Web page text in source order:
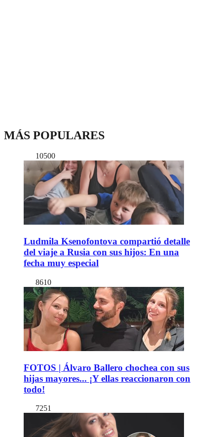
MÁS POPULARES
10500
Ludmila Ksenofontova compartió detalle
del viaje a Rusia con sus hijos: En una
fecha muy especial
8610
FOTOS | Álvaro Ballero chochea con sus
hijas mayores... ¡Y ellas reaccionaron con
todo!
7251